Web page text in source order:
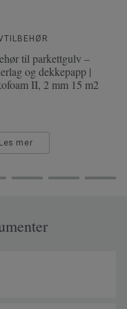
til parkettgulv –
og dekkepapp |
II, 2 mm 15 m2
Les mer